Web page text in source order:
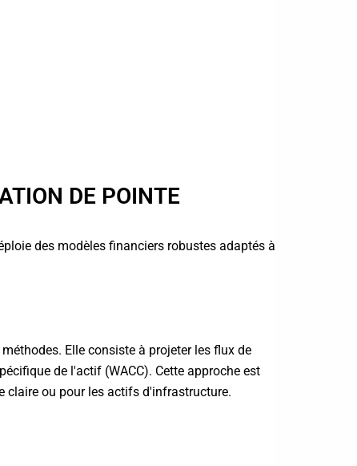
DE POINTE
des modèles financiers robustes adaptés à
Elle consiste à projeter les flux de
de l'actif (WACC). Cette approche est
claire ou pour les actifs d'infrastructure.